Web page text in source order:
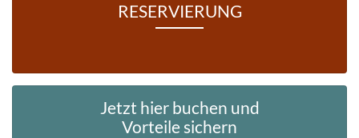
RESERVIERUNG
Jetzt hier buchen und
Vorteile sichern